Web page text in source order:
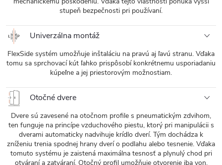
stupeň bezpečnosti pri používaní.
Univerzálna montáž
FlexSide systém umožňuje inštaláciu na pravú aj ľavú stranu. Vďaka
tomu sa sprchovací kút ľahko prispôsobí konkrétnemu usporiadaniu
kúpeľne a jej priestorovým možnostiam.
Otočné dvere
Dvere sú zavesené na otočnom profile s pneumatickým zdvihom,
ten funguje na princípe vzduchového piestu, ktorý pri manipulácii s
dverami automaticky nadvihuje krídlo dverí. Tým dochádza k
zníženiu trenia spodnej hrany dverí o podlahu alebo tesnenie. Vďaka
tomuto systému je zaistená maximálna tesnosť a plynulý chod pri
otváraní a zatváraní. Otočný profil umožňuje otvorenie iba von.